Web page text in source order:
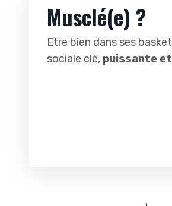
Musclé(e) ?
Etre bien dans ses
sociale clé, puissante